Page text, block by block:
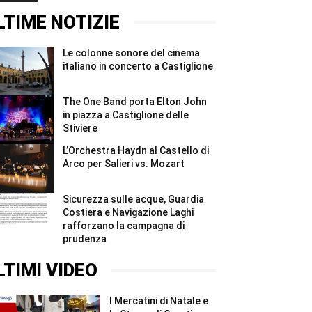
#Shorts
a
Castiglione
sul
Garda:
strutture
irregolari
e
sanzioni
...
#Shorts
NOTIZIE
Le colonne sonore del cinema
italiano in concerto a Castiglione
The One Band porta Elton John
in piazza a Castiglione delle
Stiviere
L’Orchestra Haydn al Castello di
Arco per Salieri vs. Mozart
Sicurezza sulle acque, Guardia
Costiera e Navigazione Laghi
rafforzano la campagna di
prudenza
VIDEO
I Mercatini di Natale e